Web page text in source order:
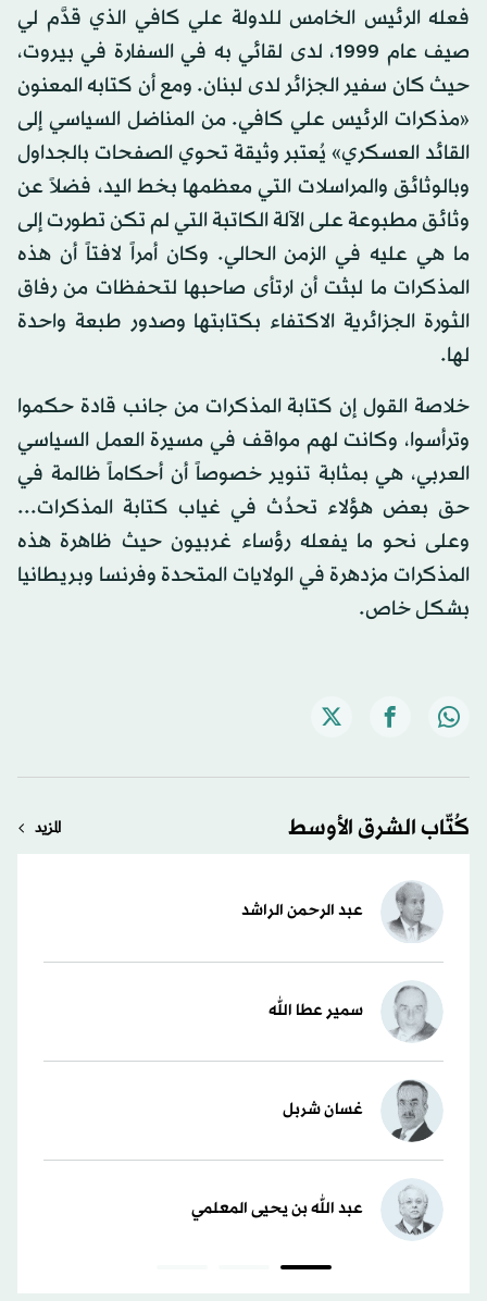
فعله الرئيس الخامس للدولة علي كافي الذي قدَّم لي
صيف عام 1999، لدى لقائي به في السفارة في بيروت،
حيث كان سفير الجزائر لدى لبنان. ومع أن كتابه المعنون
«مذكرات الرئيس علي كافي. من المناضل السياسي إلى
القائد العسكري» يُعتبر وثيقة تحوي الصفحات بالجداول
وبالوثائق والمراسلات التي معظمها بخط اليد، فضلاً عن
وثائق مطبوعة على الآلة الكاتبة التي لم تكن تطورت إلى
ما هي عليه في الزمن الحالي. وكان أمراً لافتاً أن هذه
المذكرات ما لبثت أن ارتأى صاحبها لتحفظات من رفاق
الثورة الجزائرية الاكتفاء بكتابتها وصدور طبعة واحدة
لها.
خلاصة القول إن كتابة المذكرات من جانب قادة حكموا
وترأسوا، وكانت لهم مواقف في مسيرة العمل السياسي
العربي، هي بمثابة تنوير خصوصاً أن أحكاماً ظالمة في
حق بعض هؤلاء تحدُث في غياب كتابة المذكرات...
وعلى نحو ما يفعله رؤساء غربيون حيث ظاهرة هذه
المذكرات مزدهرة في الولايات المتحدة وفرنسا وبريطانيا
بشكل خاص.
كُتّاب الشرق الأوسط المزيد
عبد الرحمن الراشد
سمير عطا الله
غسان شربل
عبد الله بن يحيى المعلمي